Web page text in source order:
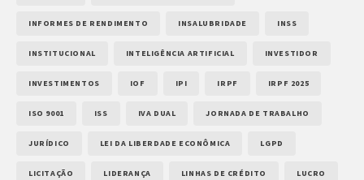
INFORMES DE RENDIMENTO INSALUBRIDADE INSS
INSTITUCIONAL INTELIGÊNCIA ARTIFICIAL INVESTIDOR
INVESTIMENTOS IOF IPI IRPF IRPF 2025
ISO 9001 ISS IVA DUAL JORNADA DE TRABALHO
JURÍDICO LEI DA LIBERDADE ECONÔMICA LGPD
LICITAÇÃO LIDERANÇA LINHAS DE CRÉDITO LUCRO